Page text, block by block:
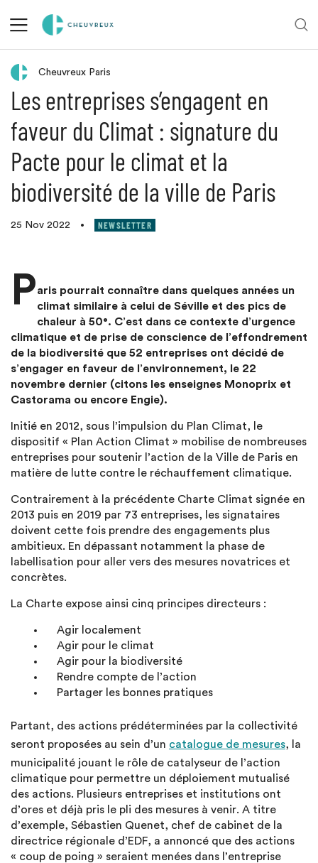
Retour aux actualités
Cheuvreux Paris
Les entreprises s’engagent en
faveur du Climat : signature du
Pacte pour le climat et la
biodiversité de la ville de Paris
25 Nov 2022 • NEWSLETTER
Paris pourrait connaître dans quelques années un
climat similaire à celui de Séville et des pics de
chaleur à 50°. C’est dans ce contexte d’urgence
climatique et de prise de conscience de l’effondrement
de la biodiversité que 52 entreprises ont décidé de
s’engager en faveur de l’environnement, le 22
novembre dernier (citons les enseignes Monoprix et
Castorama ou encore Engie).
Initié en 2012, sous l’impulsion du Plan Climat, le
dispositif « Plan Action Climat » mobilise de nombreuses
entreprises pour soutenir l’action de la Ville de Paris en
matière de lutte contre le réchauffement climatique.
Contrairement à la précédente Charte Climat signée en
2013 puis en 2019 par 73 entreprises, les signataires
doivent cette fois prendre des engagements plus
ambitieux. En dépassant notamment la phase de
labellisation pour aller vers des mesures novatrices et
concrètes.
La Charte expose ainsi cinq principes directeurs :
Agir localement
Agir pour le climat
Agir pour la biodiversité
Rendre compte de l’action
Partager les bonnes pratiques
Partant, des actions prédéterminées par la collectivité
seront proposées au sein d’un catalogue de mesures, la
municipalité jouant le rôle de catalyseur de l’action
climatique pour permettre un déploiement mutualisé
des actions. Plusieurs entreprises et institutions ont
d’ores et déjà pris le pli des mesures à venir. A titre
d’exemple, Sébastien Quenet, chef de cabinet de la
directrice régionale d’EDF, a annoncé que des actions
« coup de poing » seraient menées dans l’entreprise